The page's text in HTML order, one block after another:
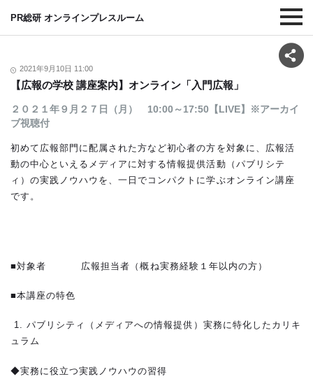
PR総研 オンラインプレスルーム
2021年9月10日 11:00
【広報の学校 講座案内】オンライン「入門広報」
２０２１年９月２７日（月） 10:00～17:50【LIVE】※アーカイ
ブ視聴付
初めて広報部門に配属された方など初心者の方を対象に、広報活
動の中心といえるメディアに対する情報提供活動（パブリシテ
ィ）の実践ノウハウを、一日でコンパクトに学ぶオンライン講座
です。
■対象者 広報担当者（概ね実務経験１年以内の方）
■本講座の特色
1. パブリシティ（メディアへの情報提供）実務に特化したカリキ
ュラム
◆実務に役立つ実践ノウハウの習得